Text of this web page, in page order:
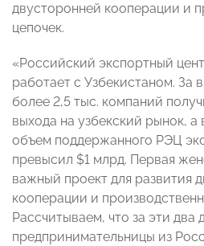
двусторонней кооперации и
цепочек.
«Российский экспортный
работает с Узбекистаном. За
более 2,5 тыс. компаний
выхода на узбекский рынок,
объем поддержанного РЭЦ
превысил $1 млрд. Первая
важный проект для развития
кооперации и
Рассчитываем, что за эти два
предпринимательницы из